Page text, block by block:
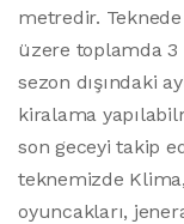
metredir.
üzere toplamda 3
sezon dışındaki
kiralama
son geceyi takip
teknemizde
oyuncakları,